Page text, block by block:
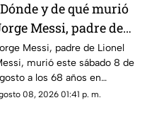
y de qué murió
Messi, padre de
Messi?
Messi, padre de Lionel
murió este sábado 8 de
a los 68 años en
Argentina.
08, 2026 01:41 p. m.